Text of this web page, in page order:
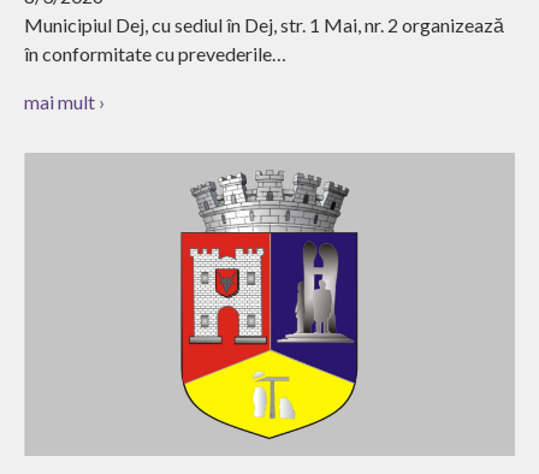
Municipiul Dej, cu sediul în Dej, str. 1 Mai, nr. 2 organizează
în conformitate cu prevederile…
mai mult ›